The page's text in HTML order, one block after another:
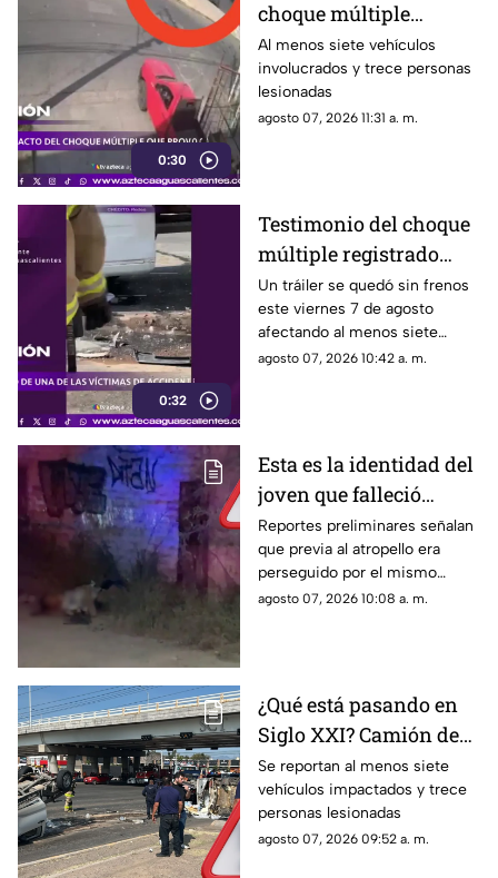
0:30
choque múltiple
provocado por un
tráiler sin frenos HOY 7
de agosto en
Aguascalientes
Al menos siete vehículos
involucrados y trece personas
lesionadas
agosto 07, 2026 11:31 a. m.
0:32
Testimonio del choque
múltiple registrado
sobre Siglo XXI y
Carretera federal 70
Poniente HOY 7 de
agosto
Un tráiler se quedó sin frenos
este viernes 7 de agosto
afectando al menos siete
vehículos y dejando 13
agosto 07, 2026 10:42 a. m.
Esta es la identidad del
joven que falleció
atropellado en Jesús
María la noche del 6 de
agosto
Reportes preliminares señalan
que previa al atropello era
perseguido por el mismo
conductor
agosto 07, 2026 10:08 a. m.
¿Qué está pasando en
Siglo XXI? Camión de
carga se queda sin
frenos y provoca
choque múltiple; NO
hay paso
Se reportan al menos siete
vehículos impactados y trece
personas lesionadas
agosto 07, 2026 09:52 a. m.